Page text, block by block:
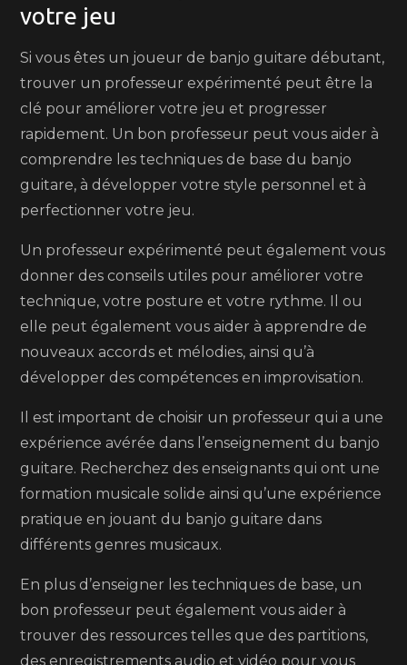
votre jeu
Si vous êtes un joueur de banjo guitare débutant,
trouver un professeur expérimenté peut être la
clé pour améliorer votre jeu et progresser
rapidement. Un bon professeur peut vous aider à
comprendre les techniques de base du banjo
guitare, à développer votre style personnel et à
perfectionner votre jeu.
Un professeur expérimenté peut également vous
donner des conseils utiles pour améliorer votre
technique, votre posture et votre rythme. Il ou
elle peut également vous aider à apprendre de
nouveaux accords et mélodies, ainsi qu’à
développer des compétences en improvisation.
Il est important de choisir un professeur qui a une
expérience avérée dans l’enseignement du banjo
guitare. Recherchez des enseignants qui ont une
formation musicale solide ainsi qu’une expérience
pratique en jouant du banjo guitare dans
différents genres musicaux.
En plus d’enseigner les techniques de base, un
bon professeur peut également vous aider à
trouver des ressources telles que des partitions,
des enregistrements audio et vidéo pour vous